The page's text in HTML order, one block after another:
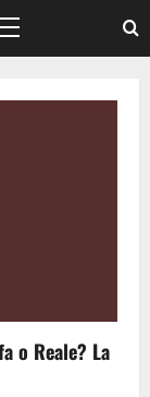
Menù
o Reale? La